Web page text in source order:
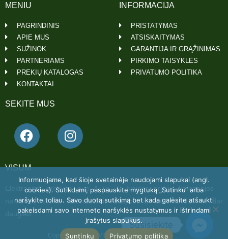
VISUM
Elektroninė prekyba nuo A iki Z. Įvairios prekių kategorijos –
namams, sodui, laisvalaikiui, statyboms, automobiliui ir dar
daugiau.
Copyright 2022 © VISUM Powered by Getspace
SEKITE MUS
INFORMACIJA
PRISTATYMAS
ATSISKAITYMAS
GARANTIJA IR GRĄŽINIMAS
PIRKIMO TAISYKLĖS
PRIVATUMO POLITIKA
MENIU
PAGRINDINIS
APIE MUS
SUŽINOK
PARTNERIAMS
PREKIŲ KATALOGAS
KONTAKTAI
Informuojame, kad šioje svetainėje naudojami slapukai (angl.
cookies). Sutikdami, paspauskite mygtuką „Sutinku“ arba
naršykite toliau. Savo duotą sutikimą bet kada galėsite atšaukti
pakeisdami savo interneto naršyklės nustatymus ir ištrindami
įrašytus slapukus.
Suntinku
Privatumo politika
Susisiekite